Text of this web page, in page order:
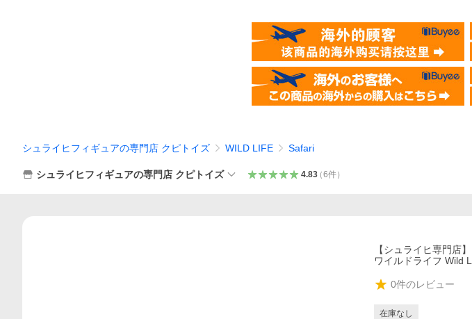
シュライヒフィギュアの専門店 クピトイズ WILD LIFE Safari
シュライヒフィギュアの専門店 クピトイズ 4.83（6件）
【シュライヒ専門店
ワイルドライフ Wild
0件のレビュー
在庫なし